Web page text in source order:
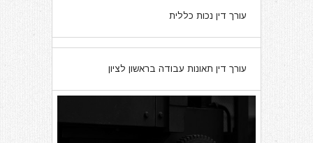
עורך דין נכות כללית
07
מרץ
עורך דין תאונות עבודה בראשון לציון